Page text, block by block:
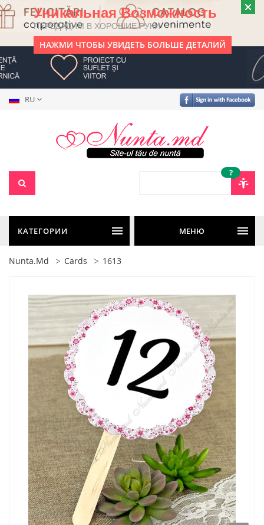
Уникальная Возможность
ПЕРЕДАДИМ В ХОРОШИЕ РУКИ
НАЖМИ ЧТОБЫ УВИДЕТЬ БОЛЬШЕ ДЕТАЛИЙ
RU
?
КАТЕГОРИИ МЕНЮ
Nunta.md Cards 1613